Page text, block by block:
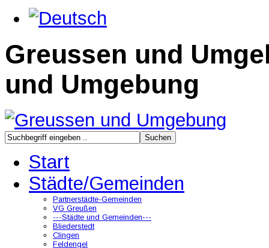
Greussen und
und Umgebung
Start
Städte/Gemeinden
Partnerstädte-Gemeinden
VG Greußen
---Städte und Gemeinden---
Bliederstedt
Clingen
Feldengel